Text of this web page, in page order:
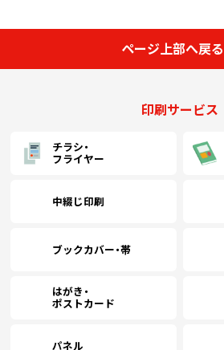
ページ上部へ戻る
印刷サービス
チラシ・
フライヤー
中綴じ印刷
ブックカバー・帯
はがき・
ポストカード
パネル